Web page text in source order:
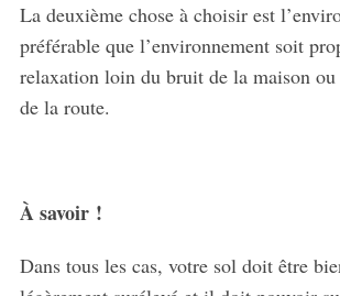
La deuxième chose à choisir est
préférable que l’environnement soit
relaxation loin du bruit de la maison
de la route.
À savoir !
Dans tous les cas, votre sol doit être